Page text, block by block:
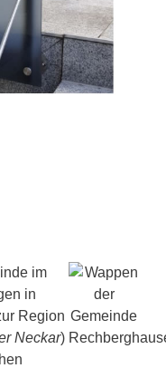
im
in
Region
Neckar)